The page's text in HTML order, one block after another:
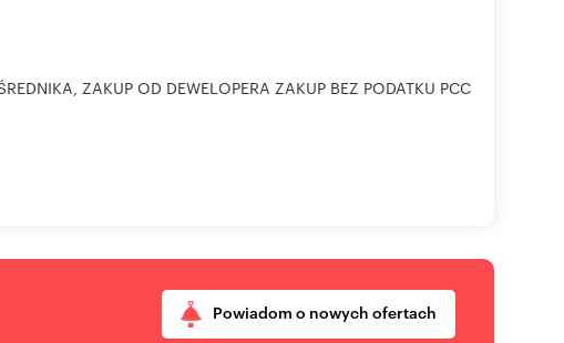
ZAKUP OD DEWELOPERA ZAKUP BEZ PODATKU PCC
Powiadom o nowych ofertach